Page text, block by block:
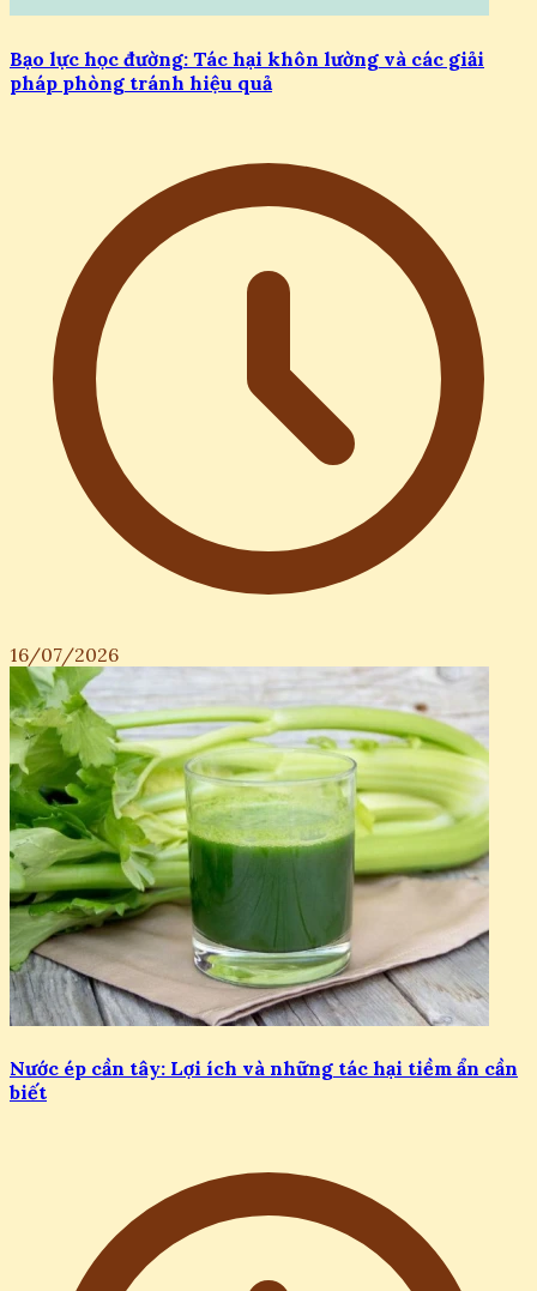
Bạo lực học đường: Tác hại khôn lường và các giải
pháp phòng tránh hiệu quả
16/07/2026
Nước ép cần tây: Lợi ích và những tác hại tiềm ẩn cần
biết